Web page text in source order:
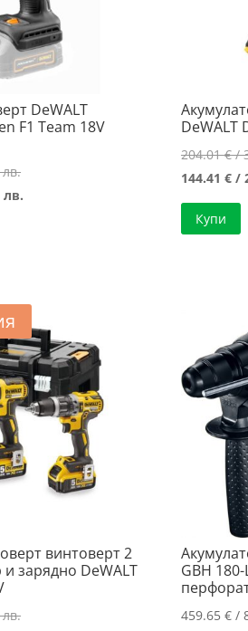
DeWALT
F1 Team 18V
Original
price
лв.
334.96 лв..
DeWALT
204.01€/
144.41 €/
Купи
винтоверт 2
зарядно DeWALT
Original
GBH
459.65 €/